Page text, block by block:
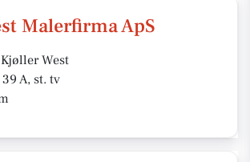
Malerfirma ApS
West
A, st. tv